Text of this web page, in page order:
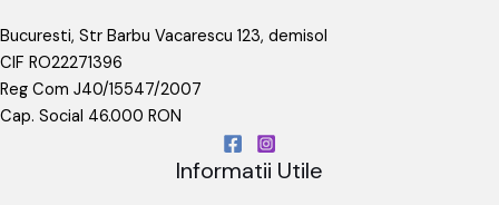
Bucuresti, Str Barbu Vacarescu 123, demisol
CIF RO22271396
Reg Com J40/15547/2007
Cap. Social 46.000 RON
Informatii Utile